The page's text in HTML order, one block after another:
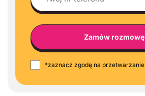
*zaznacz zgodę na przetwarzanie